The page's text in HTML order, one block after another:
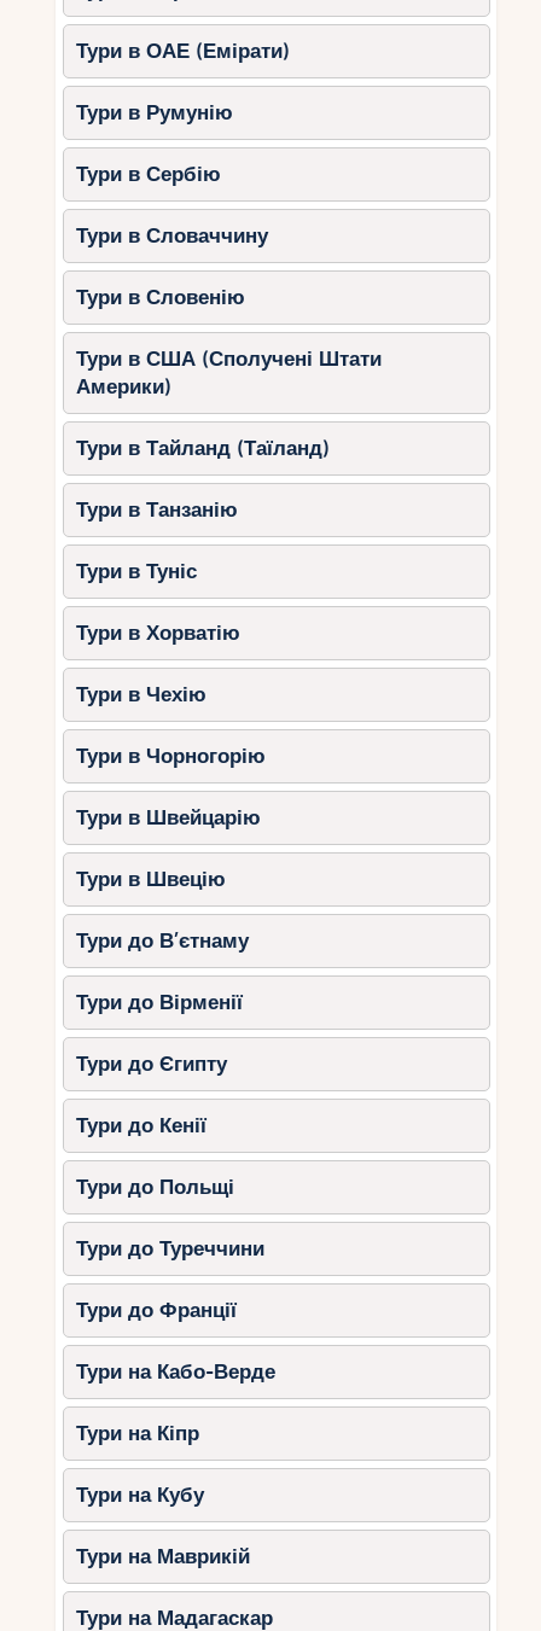
Тури в ОАЕ (Емірати)
Тури в Румунію
Тури в Сербію
Тури в Словаччину
Тури в Словенію
Тури в США (Сполучені Штати
Америки)
Тури в Тайланд (Таїланд)
Тури в Танзанію
Тури в Туніс
Тури в Хорватію
Тури в Чехію
Тури в Чорногорію
Тури в Швейцарію
Тури в Швецію
Тури до В’єтнаму
Тури до Вірменії
Тури до Єгипту
Тури до Кенії
Тури до Польщі
Тури до Туреччини
Тури до Франції
Тури на Кабо-Верде
Тури на Кіпр
Тури на Кубу
Тури на Маврикій
Тури на Мадагаскар